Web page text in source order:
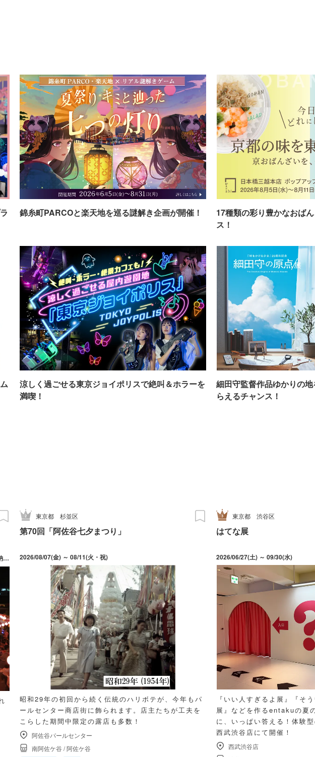
錦糸町PARCOと楽天地を巡る謎解き企画が開催！
17種類の彩り豊かなおば
ス！
涼しく過ごせる東京ジョイポリスで絶叫＆ホラーを
満喫！
細田守監督作品ゆかりの
らえるチャンス！
)
東京都杉並区
第70回「阿佐谷七夕まつり」
2026/08/07(金) ～ 08/11(火・祝)
昭和29年の初回から続く伝統のハリボテが、今年もパ
ールセンター商店街に飾られます。店主たちが工夫を
こらした期間中限定の露店も多数！
阿佐谷パールセンター
南阿佐ケ谷 /阿佐ケ谷
東京都 渋谷区
はてな展
2026/06/27(土) ～ 09/30(水)
『いい人すぎるよ展』『そ
展』などを作るentakuの夏
に、いっぱい答える！体験
西武渋谷店にて開催！
西武渋谷店